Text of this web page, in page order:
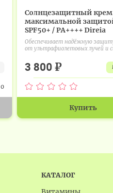
0
Солнцезащитный крем
максимальной
SPF50+ / PA++++ Direia
Обеспечивает надёжную
от ультрафиолетовых лучей и
3 800 ₽
Купить
КАТАЛОГ